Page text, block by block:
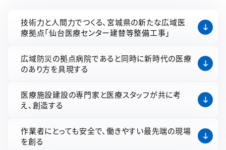
技術力と人間力でつくる、宮城県の新たな広域医
療拠点「仙台医療センター建替等整備工事」
広域防災の拠点病院であると同時に新時代の医療
のあり方を具現する
医療施設建設の専門家と医療スタッフが共に考
え、創造する
作業者にとっても安全で、働きやすい最先端の現場
を創る